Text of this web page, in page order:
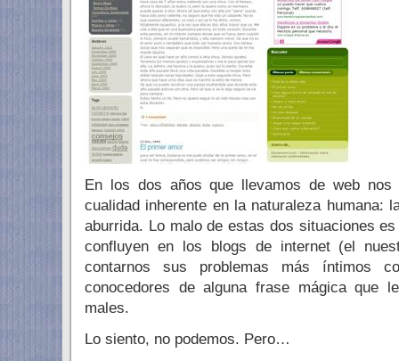
En los dos años que llevamos de web nos
cualidad inherente en la naturaleza humana:
aburrida. Lo malo de estas dos situaciones
confluyen en los blogs de internet (el
contarnos sus problemas más íntimos
conocedores de alguna frase mágica que
males.
Lo siento, no podemos. Pero…